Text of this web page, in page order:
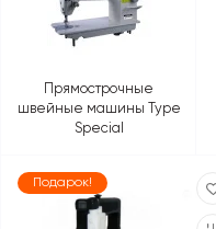
Прямострочные
швейные машины Type
Special
Подарок!